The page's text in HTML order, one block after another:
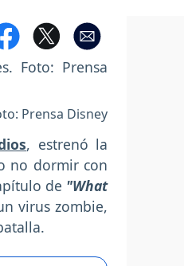
Prensa Disney
, estrenó la
no dormir con
de "What
virus zombie,